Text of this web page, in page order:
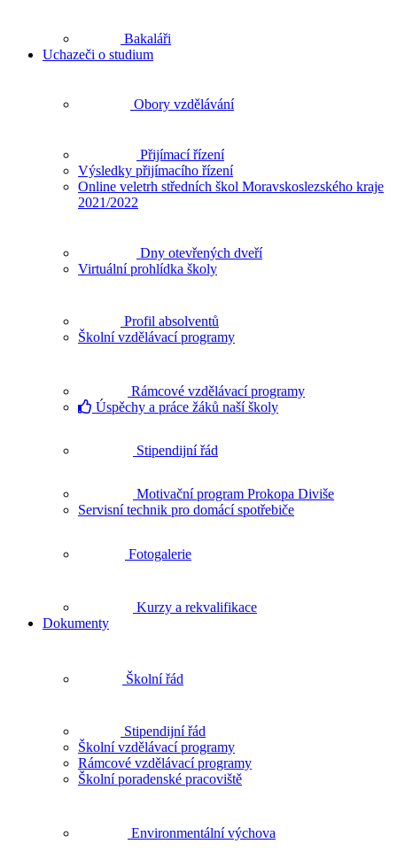
Bakaláři
Uchazeči o studium
Obory vzdělávání
Přijímací řízení
Výsledky přijímacího řízení
Online veletrh středních škol Moravskoslezského kraje
2021/2022
Dny otevřených dveří
Virtuální prohlídka školy
Profil absolventů
Školní vzdělávací programy
Rámcové vzdělávací programy
Úspěchy a práce žáků naší školy
Stipendijní řád
Motivační program Prokopa Diviše
Servisní technik pro domácí spotřebiče
Fotogalerie
Kurzy a rekvalifikace
Dokumenty
Školní řád
Stipendijní řád
Školní vzdělávací programy
Rámcové vzdělávací programy
Školní poradenské pracoviště
Environmentální výchova